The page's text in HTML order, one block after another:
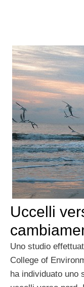
Uccelli
Uno studio
College of
ha individuato uno